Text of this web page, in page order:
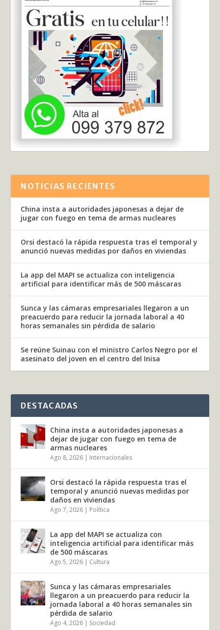
NOTICIAS RECIENTES
China insta a autoridades japonesas a dejar de
jugar con fuego en tema de armas nucleares
Orsi destacó la rápida respuesta tras el temporal y
anunció nuevas medidas por daños en viviendas
La app del MAPI se actualiza con inteligencia
artificial para identificar más de 500 máscaras
Sunca y las cámaras empresariales llegaron a un
preacuerdo para reducir la jornada laboral a 40
horas semanales sin pérdida de salario
Se reúne Suinau con el ministro Carlos Negro por el
asesinato del joven en el centro del Inisa
DESTACADAS
China insta a autoridades japonesas a
dejar de jugar con fuego en tema de
armas nucleares
Ago 8, 2026 | Internacionales
Orsi destacó la rápida respuesta tras el
temporal y anunció nuevas medidas por
daños en viviendas
Ago 7, 2026 | Política
La app del MAPI se actualiza con
inteligencia artificial para identificar más
de 500 máscaras
Ago 5, 2026 | Cultura
Sunca y las cámaras empresariales
llegaron a un preacuerdo para reducir la
jornada laboral a 40 horas semanales sin
pérdida de salario
Ago 4, 2026 | Sociedad